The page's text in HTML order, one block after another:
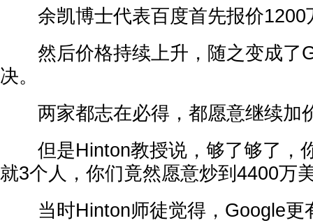
余凯博士代表百度首先报价1200
然后价格持续上升，随之变成了
决。
两家都志在必得，都愿意继续加
但是Hinton教授说，够了够了，
就3个人，你们竟然愿意炒到4400万
当时Hinton师徒觉得，Google更